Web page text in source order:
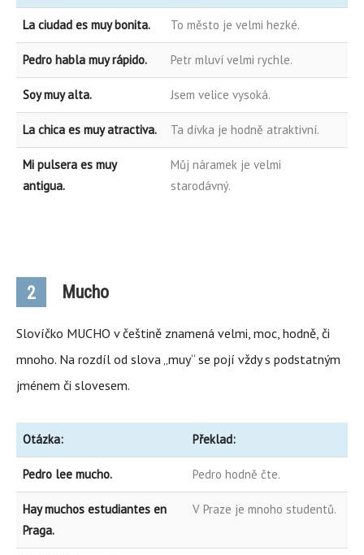
La ciudad es muy bonita. To město je velmi hezké.
Pedro habla muy rápido. Petr mluví velmi rychle.
Soy muy alta. Jsem velice vysoká.
La chica es muy atractiva. Ta dívka je hodně atraktivní.
Mi pulsera es muy
antigua.
Můj náramek je velmi
starodávný.
2 Mucho
Slovíčko MUCHO v češtině znamená velmi, moc, hodně, či
mnoho. Na rozdíl od slova „muy“ se pojí vždy s podstatným
jménem či slovesem.
Otázka: Překlad:
Pedro lee mucho. Pedro hodně čte.
Hay muchos estudiantes en
Praga.
V Praze je mnoho studentů.